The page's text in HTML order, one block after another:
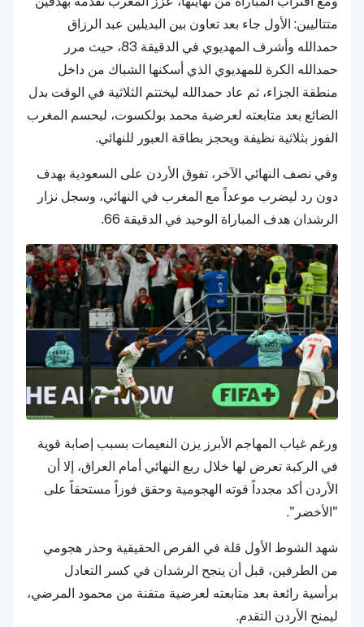
متتاليين: الأول جاء بعد تعاون بين البديلين عبد الرزاق
حمدالله وأشرف المهديوي في الدقيقة 83، حيث مرر
حمدالله الكرة للمهديوي الذي أسكنها الشباك من داخل
منطقة الجزاء، ثم عاد حمدالله ليختتم الثلاثية في الوقت بدل
الضائع بعد متابعته لعرضية محمد بولكسوت، ليحسم المغرب
الفوز بثلاثية نظيفة ويحجز بطاقة العبور للنهائي.
وفي نصف النهائي الآخر، تفوق الأردن على السعودية بهدف
دون رد ليضرب موعداً مع المغرب في النهائي، وسجل نزار
الرشدان هدف المباراة الوحيد في الدقيقة 66.
ورغم غياب المهاجم الأبرز يزن النعيمات بسبب إصابة قوية
في الركبة تعرض لها خلال ربع النهائي أمام العراق، إلا أن
الأردن أكد مجدداً قوته الهجومية وحقق فوزاً مستحقاً على
"الأخضر".
شهد الشوط الأول قلة في الفرص الحقيقية وحذر هجومي
من الطرفين، قبل أن ينجح الرشدان في كسر التعادل
برأسية رائعة بعد متابعته لعرضية متقنة من محمود المرضي،
ليمنح الأردن التقدم.